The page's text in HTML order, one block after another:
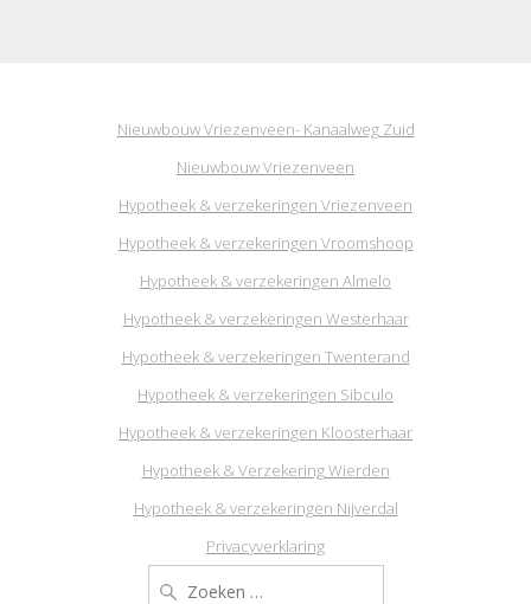
Nieuwbouw Vriezenveen- Kanaalweg Zuid
Nieuwbouw Vriezenveen
Hypotheek & verzekeringen Vriezenveen
Hypotheek & verzekeringen Vroomshoop
Hypotheek & verzekeringen Almelo
Hypotheek & verzekeringen Westerhaar
Hypotheek & verzekeringen Twenterand
Hypotheek & verzekeringen Sibculo
Hypotheek & verzekeringen Kloosterhaar
Hypotheek & Verzekering Wierden
Hypotheek & verzekeringen Nijverdal
Privacyverklaring